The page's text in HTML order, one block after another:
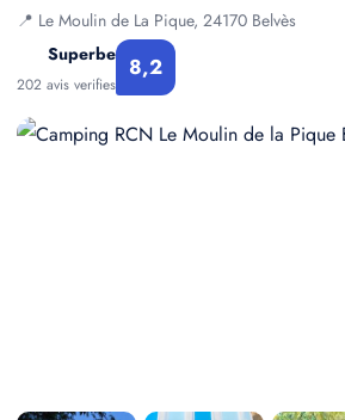
📍 Le Moulin de La Pique, 24170 Belvès
Superbe
202 avis verifies
8,2